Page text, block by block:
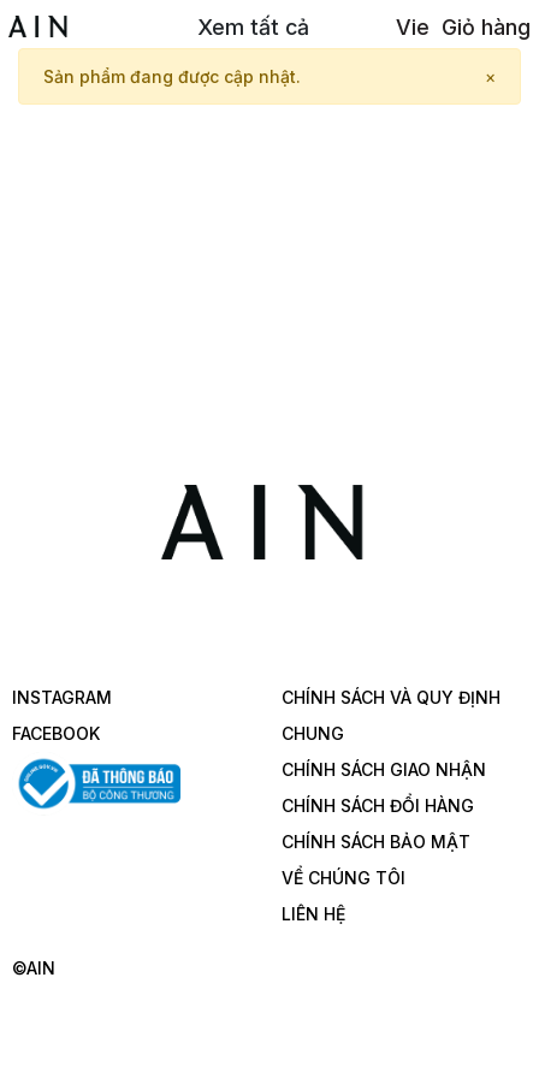
Xem tất cả Vie Giỏ hàng
×
Sản phẩm đang được cập nhật.
INSTAGRAM
FACEBOOK
CHÍNH SÁCH VÀ QUY ĐỊNH
CHUNG
CHÍNH SÁCH GIAO NHẬN
CHÍNH SÁCH ĐỔI HÀNG
CHÍNH SÁCH BẢO MẬT
VỂ CHÚNG TÔI
LIÊN HỆ
©AIN